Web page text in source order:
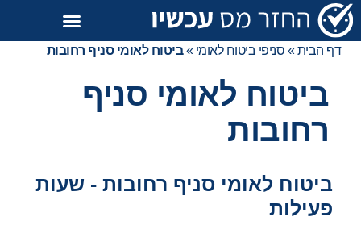
דף הבית» סניפי ביטוח לאומי »ביטוח לאומי סניף רחובות
ביטוח לאומי סניף
רחובות
ביטוח לאומי סניף רחובות - שעות
פעילות